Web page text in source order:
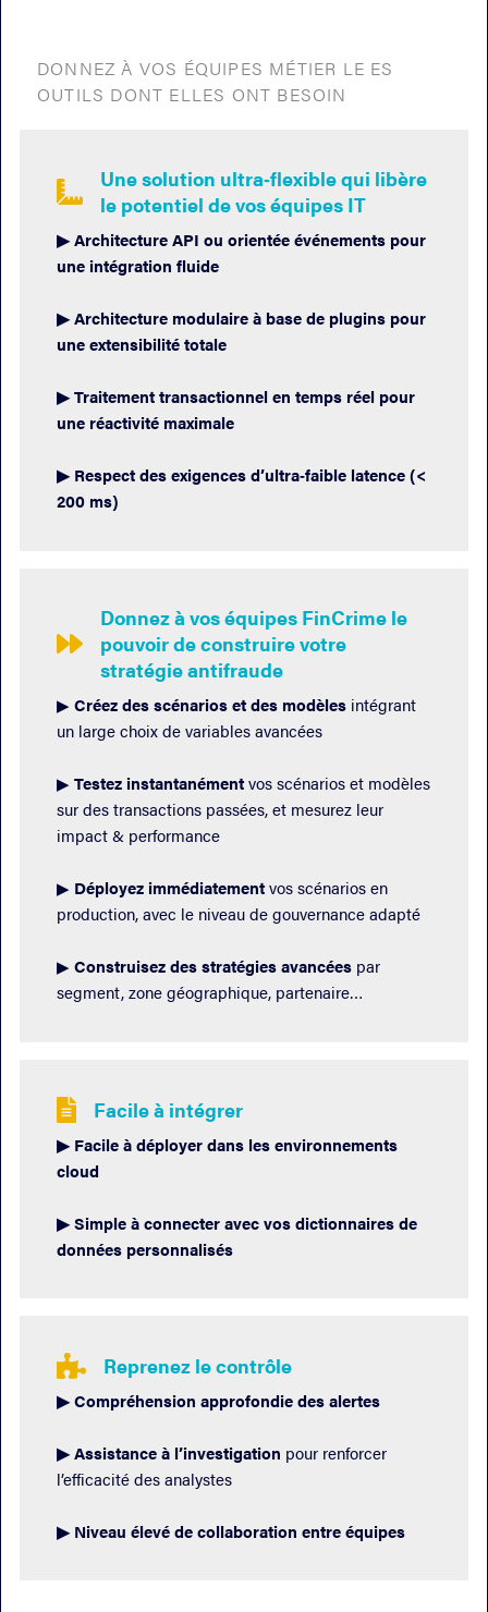
DONNEZ À VOS ÉQUIPES MÉTIER LE ES
OUTILS DONT ELLES ONT BESOIN

Une solution ultra‑flexible qui libère
le potentiel de vos équipes IT
▶︎ Architecture API ou orientée événements pour
une intégration fluide
▶︎ Architecture modulaire à base de plugins pour
une extensibilité totale
▶︎ Traitement transactionnel en temps réel pour
une réactivité maximale
▶︎ Respect des exigences d’ultra‑faible latence (<
200 ms)

Donnez à vos équipes FinCrime le
pouvoir de construire votre
stratégie antifraude
▶︎Créez des scénarios et des modèlesintégrant
un large choix de variables avancées
▶︎Testez instantanémentvos scénarios et modèles
sur des transactions passées, et mesurez leur
impact & performance
▶︎ Déployez immédiatementvos scénarios en
production, avec le niveau de gouvernance adapté
▶︎Construisez des stratégies avancéespar
segment, zone géographique, partenaire…
 Facile à intégrer
▶︎ Facile à déployer dans les environnements
cloud
▶︎ Simple à connecter avec vos dictionnaires de
données personnalisés
 Reprenez le contrôle
▶︎ Compréhension approfondie des alertes
▶︎ Assistance à l’investigation pour renforcer
l’efficacité des analystes
▶︎ Niveau élevé de collaboration entre équipes